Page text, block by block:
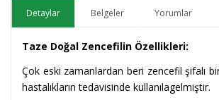
Detaylar Belgeler Yorumlar
Taze Doğal Zencefilin Özellikleri:
Çok eski zamanlardan beri zencefil şifalı
hastalıkların tedavisinde kullanılagelmiştir.